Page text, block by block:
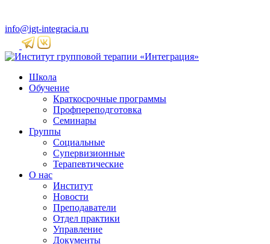
info@igt-integracia.ru
Школа
Обучение
Краткосрочные программы
Профпереподготовка
Семинары
Группы
Социальные
Супервизионные
Терапевтические
О нас
Институт
Новости
Преподаватели
Отдел практики
Управление
Документы